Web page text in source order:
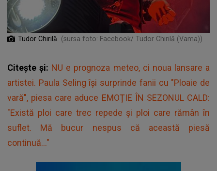
Tudor Chirilă (sursa foto: Facebook/ Tudor Chirilă (Vama))
Citește și: NU e prognoza meteo, ci noua lansare a
artistei. Paula Seling își surprinde fanii cu "Ploaie de
vară", piesa care aduce EMOȚIE ÎN SEZONUL CALD:
"Există ploi care trec repede și ploi care rămân în
suflet. Mă bucur nespus că această piesă
continuă..."